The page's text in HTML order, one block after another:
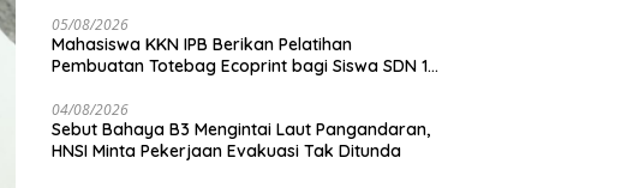
05/08/2026
Mahasiswa KKN IPB Berikan Pelatihan
Pembuatan Totebag Ecoprint bagi Siswa SDN 1
04/08/2026
Sebut Bahaya B3 Mengintai Laut Pangandaran,
HNSI Minta Pekerjaan Evakuasi Tak Ditunda